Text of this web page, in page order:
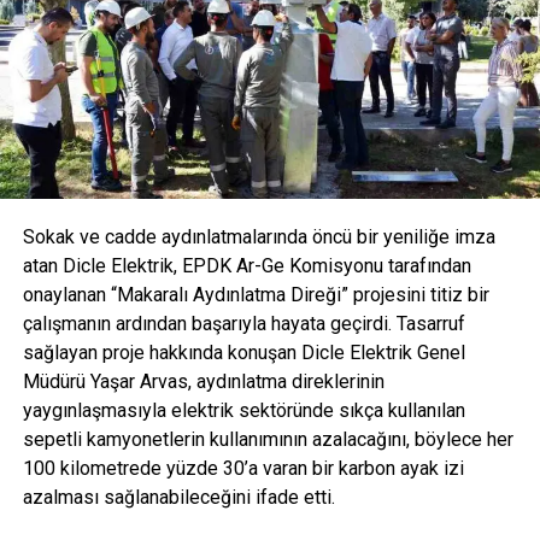
yaratıyor. Sektörde bir ilki gerçekleştirerek meyve ve bitki
özleri ile zenginleştirilmiş, tamamen doğal içerikli
formüllerle tüketicilere sunuluyor. Bu yenilikçi yaklaşımla
AVOYA hem maden suyu hem de mineralli gazlı içecek
kategorisinde devrim yaratmayı hedefliyor.
Sokak ve cadde aydınlatmalarında öncü bir yeniliğe imza
atan Dicle Elektrik, EPDK Ar-Ge Komisyonu tarafından
onaylanan “Makaralı Aydınlatma Direği” projesini titiz bir
çalışmanın ardından başarıyla hayata geçirdi. Tasarruf
sağlayan proje hakkında konuşan Dicle Elektrik Genel
Müdürü Yaşar Arvas, aydınlatma direklerinin
yaygınlaşmasıyla elektrik sektöründe sıkça kullanılan
sepetli kamyonetlerin kullanımının azalacağını, böylece her
100 kilometrede yüzde 30’a varan bir karbon ayak izi
azalması sağlanabileceğini ifade etti.